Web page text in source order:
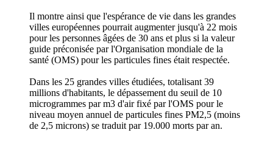
Il montre ainsi que l'espérance de vie dans les grandes
villes européennes pourrait augmenter jusqu'à 22 mois
pour les personnes âgées de 30 ans et plus si la valeur
guide préconisée par l'Organisation mondiale de la
santé (OMS) pour les particules fines était respectée.
Dans les 25 grandes villes étudiées, totalisant 39
millions d'habitants, le dépassement du seuil de 10
microgrammes par m3 d'air fixé par l'OMS pour le
niveau moyen annuel de particules fines PM2,5 (moins
de 2,5 microns) se traduit par 19.000 morts par an.